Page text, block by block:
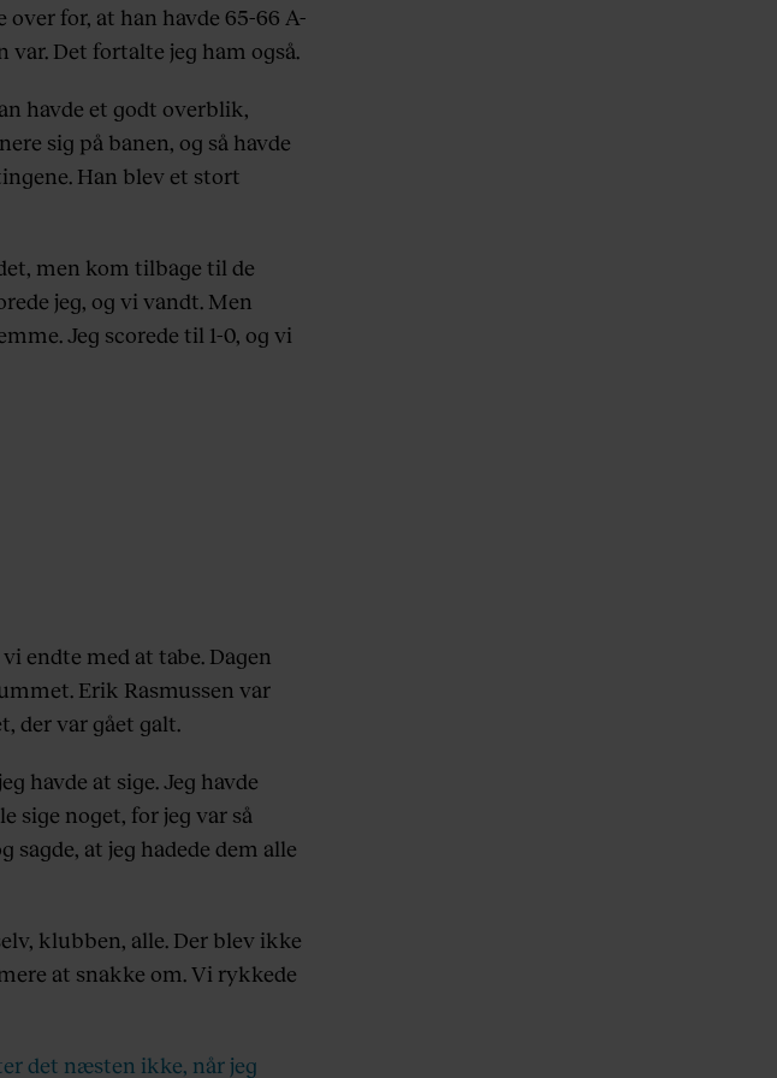
for, at han havde 65-66 A-
var. Det fortalte jeg ham også.
havde et godt overblik,
sig på banen, og så havde
Han blev et stort
men kom tilbage til de
jeg, og vi vandt. Men
Jeg scorede til 1-0, og vi
endte med at tabe. Dagen
Erik Rasmussen var
der var gået galt.
havde at sige. Jeg havde
sige noget, for jeg var så
sagde, at jeg hadede dem alle
klubben, alle. Der blev ikke
at snakke om. Vi rykkede
det næsten ikke, når jeg